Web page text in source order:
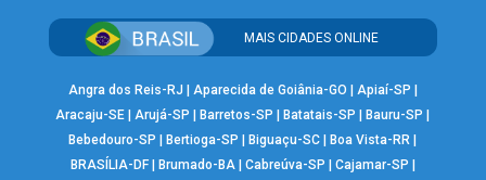
MAIS CIDADES ONLINE
Angra dos Reis-RJ Aparecida de Goiânia-GO Apiaí-SP
Aracaju-SE |Arujá-SP Barretos-SP Batatais-SP Bauru-SP
Bebedouro-SP
Bertioga-SP Biguaçu-SC Boa Vista-RR
BRASÍLIA-DF| Brumado-BA| Cabreúva-SP Cajamar-SP